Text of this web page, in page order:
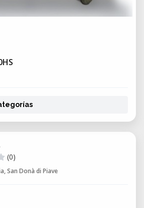
(0)
San Donà di Piave